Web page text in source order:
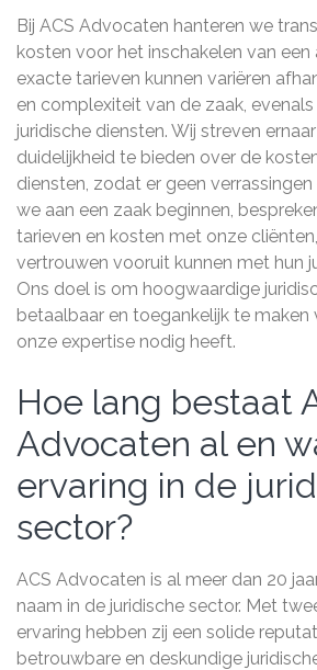
Bij ACS Advocaten hanteren we
kosten voor het inschakelen van
exacte tarieven kunnen variëren
en complexiteit van de zaak,
juridische diensten. Wij streven
duidelijkheid te bieden over de
diensten, zodat er geen
we aan een zaak beginnen,
tarieven en kosten met onze
vertrouwen vooruit kunnen met hun
Ons doel is om hoogwaardige
betaalbaar en toegankelijk te maken
onze expertise nodig heeft.
Hoe lang bestaat
Advocaten al en
ervaring in de
sector?
ACS Advocaten is al meer dan 20
naam in de juridische sector. Met
ervaring hebben zij een solide
betrouwbare en deskundige